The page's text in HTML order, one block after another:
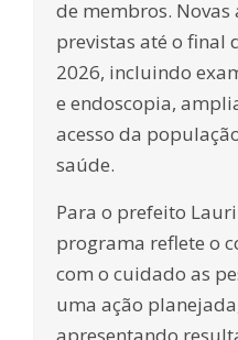
de membros. Novas
previstas até o final
2026, incluindo
e endoscopia,
acesso da
saúde.
Para o prefeito
programa reflete o
com o cuidado as
uma ação